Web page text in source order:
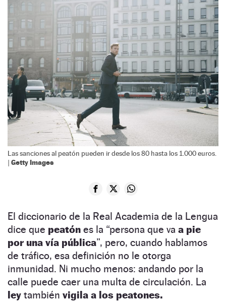
Las sanciones al peatón pueden ir desde los 80 hasta los 1.000 euros.
| Getty Images
El diccionario de la Real Academia de la Lengua
dice que peatón es la “persona que va a pie
por una vía pública”, pero, cuando hablamos
de tráfico, esa definición no le otorga
inmunidad. Ni mucho menos: andando por la
calle puede caer una multa de circulación. La
ley también vigila a los peatones.